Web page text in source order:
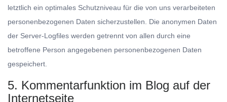
letztlich ein optimales Schutzniveau für die von uns verarbeiteten
personenbezogenen Daten sicherzustellen. Die anonymen Daten
der Server-Logfiles werden getrennt von allen durch eine
betroffene Person angegebenen personenbezogenen Daten
gespeichert.
5. Kommentarfunktion im Blog auf der
Internetseite